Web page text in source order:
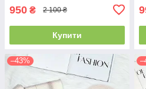
950 ₴ 2 100 ₴
Купити
–43%